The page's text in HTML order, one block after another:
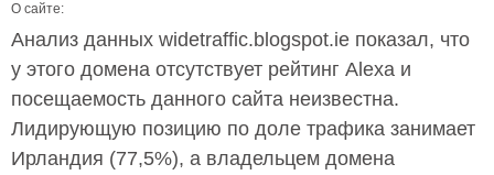
О сайте:
Анализ данных widetraffic.blogspot.ie показал, что
у этого домена отсутствует рейтинг Alexa и
посещаемость данного сайта неизвестна.
Лидирующую позицию по доле трафика занимает
Ирландия (77,5%), а владельцем домена